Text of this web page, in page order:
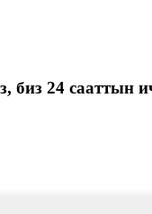
биз 24 сааттын